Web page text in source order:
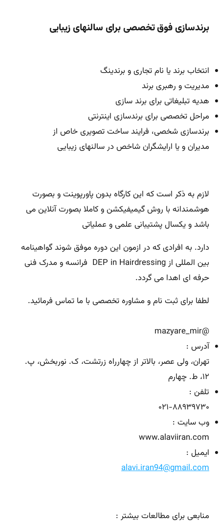
برندسازی فوق تخصصی برای سالنهای زیبایی
انتخاب برند یا نام تجاری و برندینگ
مدیریت و رهبری برند
هدیه تبلیغاتی برای برند سازی
مراحل تخصصی برای برندسازی اینترنتی
برندسازی شخصی، فرایند ساخت تصویری خاص از
مدیران و یا ارایشگران شاخص در سالنهای زیبایی
لازم به ذکر است که این کارگاه بدون پاورپوینت و بصورت
هوشمندانه با روش گیمیفیکشن و کاملا بصورت آنلاین می
باشد و یکسال پشتیبانی علمی و عملیاتی
دارد. به افرادی که در ازمون این دوره موفق شوند گواهینامه
بین المللی از DEP in Hairdressing فرانسه و مدرک فنی
حرفه ای اهدا می گردد.
لطفا برای ثبت نام و مشاوره تخصصی با ما تماس فرمائید.
@mazyare_mir
آدرس :
تهران، ولی عصر، بالاتر از چهارراه زرتشت، ک. نوربخش، پ.
۱۲، ط. چهارم
تلفن :
۰۲۱-۸۸۹۳۹۷۳۰
وب سایت :
www.alaviiran.com
ایمیل :
alavi.iran94@gmail.com
منابعی برای مطالعات بیشتر :